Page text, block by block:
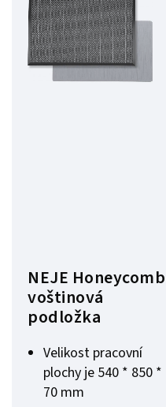
NEJE Honeycomb
voštinová
podložka
Velikost pracovní
plochy je 540 * 850 *
70 mm